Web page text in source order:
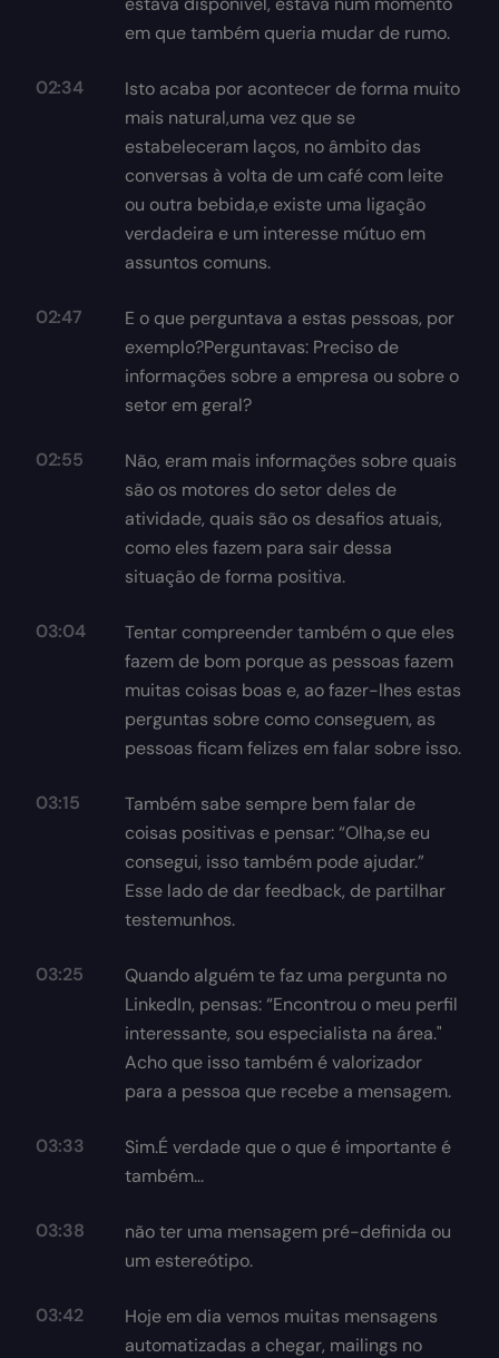
em que também queria mudar de rumo.
02:34
Isto acaba por acontecer de forma muito
mais natural,uma vez que se
estabeleceram laços, no âmbito das
conversas à volta de um café com leite
ou outra bebida,e existe uma ligação
verdadeira e um interesse mútuo em
assuntos comuns.
02:47
E o que perguntava a estas pessoas, por
exemplo?Perguntavas: Preciso de
informações sobre a empresa ou sobre o
setor em geral?
02:55
Não, eram mais informações sobre quais
são os motores do setor deles de
atividade, quais são os desafios atuais,
como eles fazem para sair dessa
situação de forma positiva.
03:04
Tentar compreender também o que eles
fazem de bom porque as pessoas fazem
muitas coisas boas e, ao fazer-lhes estas
perguntas sobre como conseguem, as
pessoas ficam felizes em falar sobre isso.
03:15
Também sabe sempre bem falar de
coisas positivas e pensar: “Olha,se eu
consegui, isso também pode ajudar.”
Esse lado de dar feedback, de partilhar
testemunhos.
03:25
Quando alguém te faz uma pergunta no
LinkedIn, pensas: “Encontrou o meu perfil
interessante, sou especialista na área."
Acho que isso também é valorizador
para a pessoa que recebe a mensagem.
03:33
Sim.É verdade que o que é importante é
também...
03:38
não ter uma mensagem pré-definida ou
um estereótipo.
03:42
Hoje em dia vemos muitas mensagens
automatizadas a chegar, mailings no